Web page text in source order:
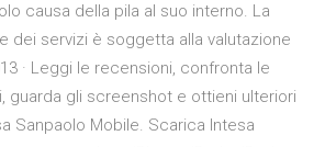
causa della pila al suo interno. La
dei servizi è soggetta alla valutazione
· ‎Leggi le recensioni, confronta le
guarda gli screenshot e ottieni ulteriori
Sanpaolo Mobile. Scarica Intesa